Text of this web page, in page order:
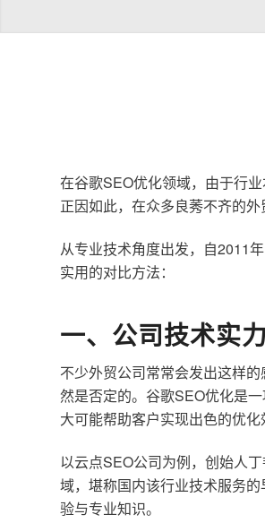
在谷歌SEO优化领域，由于行
正因如此，在众多良莠不齐的
从专业技术角度出发，自2011
实用的对比方法：
一、公司技术实力
不少外贸公司常常会发出这样
然是否定的。谷歌SEO优化是
大可能帮助客户实现出色的优化
以云点SEO公司为例，创始人
域，堪称国内该行业技术服务
验与专业知识。